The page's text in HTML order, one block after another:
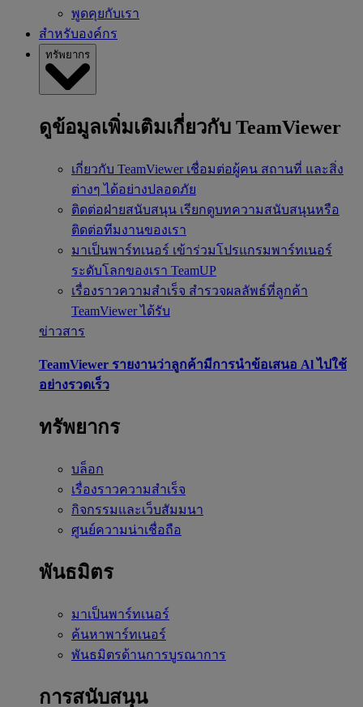
พูดคุยกับเรา
สำหรับองค์กร
ทรัพยากร
ดูข้อมูลเพิ่มเติมเกี่ยวกับ TeamViewer
เกี่ยวกับ TeamViewer เชื่อมต่อผู้คน สถานที่ และสิ่ง
ต่างๆ ได้อย่างปลอดภัย
ติดต่อฝ่ายสนับสนุน เรียกดูบทความสนับสนุนหรือ
ติดต่อทีมงานของเรา
มาเป็นพาร์ทเนอร์ เข้าร่วมโปรแกรมพาร์ทเนอร์
ระดับโลกของเรา TeamUP
เรื่องราวความสำเร็จ สำรวจผลลัพธ์ที่ลูกค้า
TeamViewer ได้รับ
ข่าวสาร
TeamViewer รายงานว่าลูกค้ามีการนำข้อเสนอ Al ไปใช้
อย่างรวดเร็ว
ทรัพยากร
บล็อก
เรื่องราวความสำเร็จ
กิจกรรมและเว็บสัมมนา
ศูนย์ความน่าเชื่อถือ
พันธมิตร
มาเป็นพาร์ทเนอร์
ค้นหาพาร์ทเนอร์
พันธมิตรด้านการบูรณาการ
การสนับสนุน